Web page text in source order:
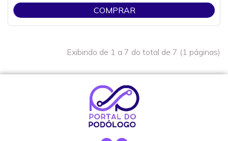
COMPRAR
Exibindo de 1 a 7 do total de 7 (1 páginas)